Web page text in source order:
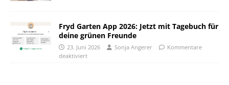
Fryd Garten App 2026: Jetzt mit Tagebuch für
deine grünen Freunde
23. Juni 2026 Sonja Angerer
Kommentare
deaktiviert